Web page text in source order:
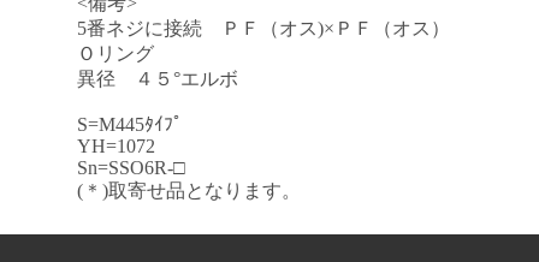
5番ネジに接続 ＰＦ（オス)×ＰＦ（オス）
Ｏリング
異径 ４５°エルボ
S=M445ﾀｲﾌﾟ
YH=1072
Sn=SSO6R-□
(＊)取寄せ品となります。